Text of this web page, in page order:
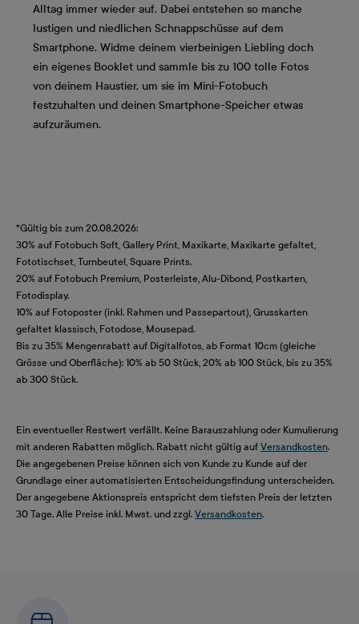
Alltag immer wieder auf. Dabei entstehen so manche
lustigen und niedlichen Schnappschüsse auf dem
Smartphone. Widme deinem vierbeinigen Liebling doch
ein eigenes Booklet und sammle bis zu 100 tolle Fotos
von deinem Haustier, um sie im Mini-Fotobuch
festzuhalten und deinen Smartphone-Speicher etwas
aufzuräumen.
*Gültig bis zum 20.08.2026:
30% auf Fotobuch Soft, Gallery Print, Maxikarte, Maxikarte gefaltet,
Fototischset, Turnbeutel, Square Prints.
20% auf Fotobuch Premium, Posterleiste, Alu-Dibond, Postkarten,
Fotodisplay.
10% auf Fotoposter (inkl. Rahmen und Passepartout), Grusskarten
gefaltet klassisch, Fotodose, Mousepad.
Bis zu 35% Mengenrabatt auf Digitalfotos, ab Format 10cm (gleiche
Grösse und Oberfläche): 10% ab 50 Stück, 20% ab 100 Stück, bis zu 35%
ab 300 Stück.
Ein eventueller Restwert verfällt. Keine Barauszahlung oder Kumulierung
mit anderen Rabatten möglich. Rabatt nicht gültig auf Versandkosten.
Die angegebenen Preise können sich von Kunde zu Kunde auf der
Grundlage einer automatisierten Entscheidungsfindung unterscheiden.
Der angegebene Aktionspreis entspricht dem tiefsten Preis der letzten
30 Tage. Alle Preise inkl. Mwst. und zzgl. Versandkosten.